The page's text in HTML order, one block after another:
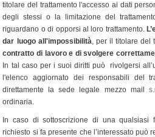
titolare del trattamento l'accesso ai dati
degli stessi o la limitazione del
riguardano o di opporsi al loro trattamento.
dar luogo all'impossibilità, per il titolare del
contratto di lavoro e di svolgere
In tal caso per i suoi diritti può rivolgersi
l'elenco aggiornato dei responsabili del
direttamente la sede legale mezzo mail
ordinaria.
In caso di sottoscrizione di una qualsiasi
richiesto si fa presente che l’interessato può